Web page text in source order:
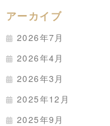
アーカイブ
2026年7月
2026年4月
2026年3月
2025年12月
2025年9月